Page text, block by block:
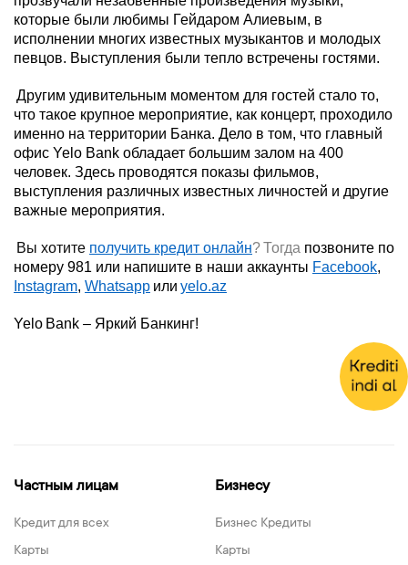
которые были любимы Гейдаром Алиевым, в
исполнении многих известных музыкантов и молодых
певцов. Выступления были тепло встречены гостями.
Другим удивительным моментом для гостей стало то,
что такое крупное мероприятие, как концерт, проходило
именно на территории Банка. Дело в том, что главный
офис Yelo Bank обладает большим залом на 400
человек. Здесь проводятся показы фильмов,
выступления различных известных личностей и другие
важные мероприятия.
Вы хотите получить кредит онлайн?Тогда позвоните по
номеру 981 или напишите в наши аккаунты Facebook,
Instagram, Whatsapp или yelo.az
Yelo Bank – Яркий Банкинг!
Частным лицам
Кредит для всех
Карты
Бизнесу
Бизнес Кредиты
Карты